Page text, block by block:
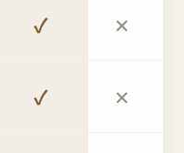
✓ ✕
✓ ✕